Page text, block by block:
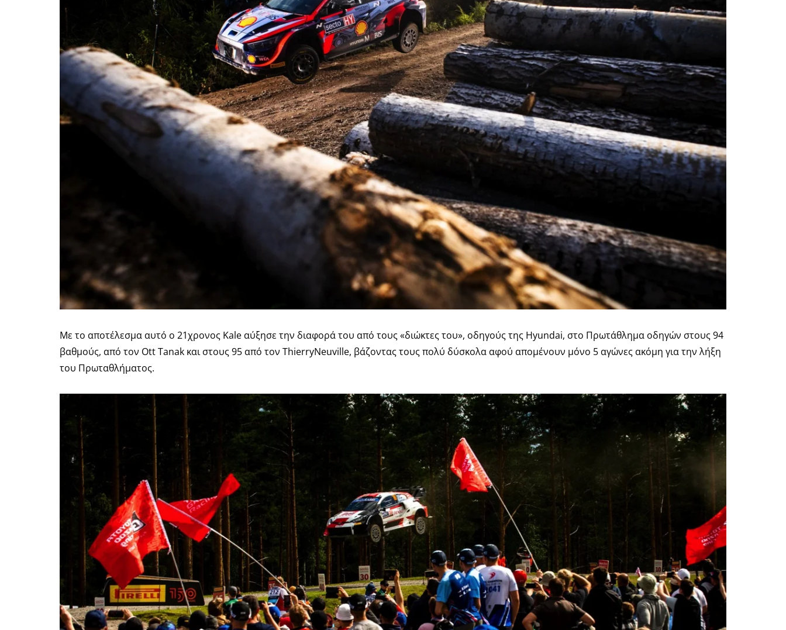
Με το αποτέλεσμα αυτό ο 21χρονος Kale αύξησε την διαφορά του από τους «διώκτες του», οδηγούς της Hyundai, στο Πρωτάθλημα οδηγών στους 94
βαθμούς, από τον Ott Tanak και στους 95 από τον ThierryNeuville, βάζοντας τους πολύ δύσκολα αφού απομένουν μόνο 5 αγώνες ακόμη για την λήξη
του Πρωταθλήματος.